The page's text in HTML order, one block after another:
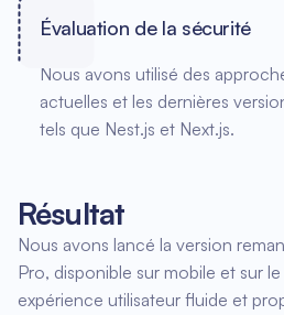
Évaluation de la sécurité
Nous avons utilisé des
actuelles et les dernières
tels que Nest.js et Next.js.
Résultat
Nous avons lancé la version
Pro, disponible sur mobile et sur
expérience utilisateur fluide et